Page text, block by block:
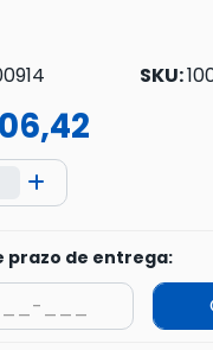
SKU:
prazo de entrega: